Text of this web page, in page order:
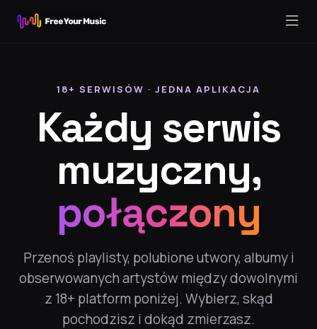
18+ SERWISÓW · JEDNA APLIKACJA
Każdy serwis
muzyczny,
połączony
Przenoś playlisty, polubione utwory, albumy i
obserwowanych artystów między dowolnymi
z 18+ platform poniżej. Wybierz, skąd
pochodzisz i dokąd zmierzasz.